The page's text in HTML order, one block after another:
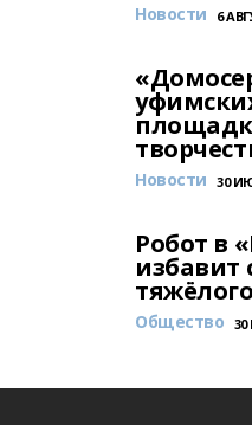
Новости 6
Новости 30
Робот в
избавит
Общество